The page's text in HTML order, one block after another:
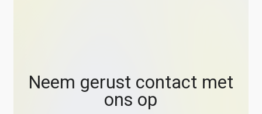
Neem gerust contact met
ons op